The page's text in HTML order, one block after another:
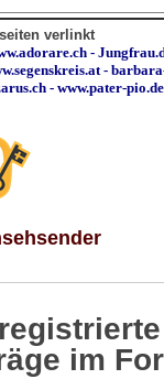
verlinkt
-
-
- www.pater-pio.de
im